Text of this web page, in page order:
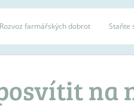
Rozvoz farmářských dobrot Staňte
na